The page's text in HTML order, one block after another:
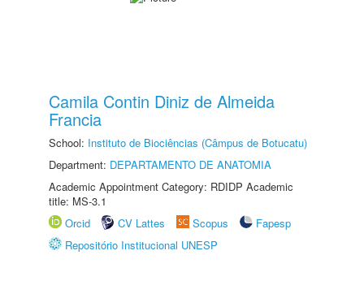
Camila Contin Diniz de Almeida
Francia
School: Instituto de Biociências (Câmpus de Botucatu)
Department: DEPARTAMENTO DE ANATOMIA
Academic Appointment Category: RDIDP Academic
title: MS-3.1
Orcid
CV Lattes Scopus
Fapesp
Repositório Institucional UNESP